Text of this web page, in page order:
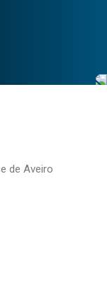
de Aveiro